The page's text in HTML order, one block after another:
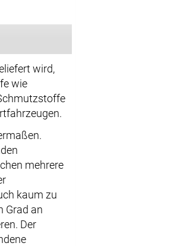
wird,
wie
mehrere
kaum zu
Grad an
Der